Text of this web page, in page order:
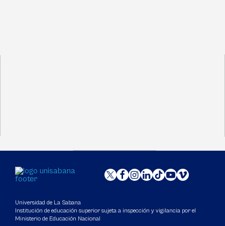
Universidad de La Sabana
Institución de educación superior sujeta a inspección y vigilancia por el
Ministerio de Educación Nacional